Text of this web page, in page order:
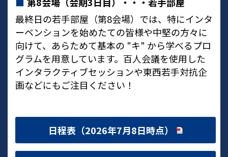
最終日の若手部屋（第8会場）では、特にインタ
ーベンションを始めたての皆様や中堅の方々に
向けて、あらためて基本の "キ" から学べるプロ
グラムを用意しています。百人会議を使用した
インタラクティブセッションや東西若手対抗企
画などにもご注目ください！
日程表（2026年7月8日時点）